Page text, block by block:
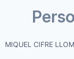
MIQUEL CIFRE